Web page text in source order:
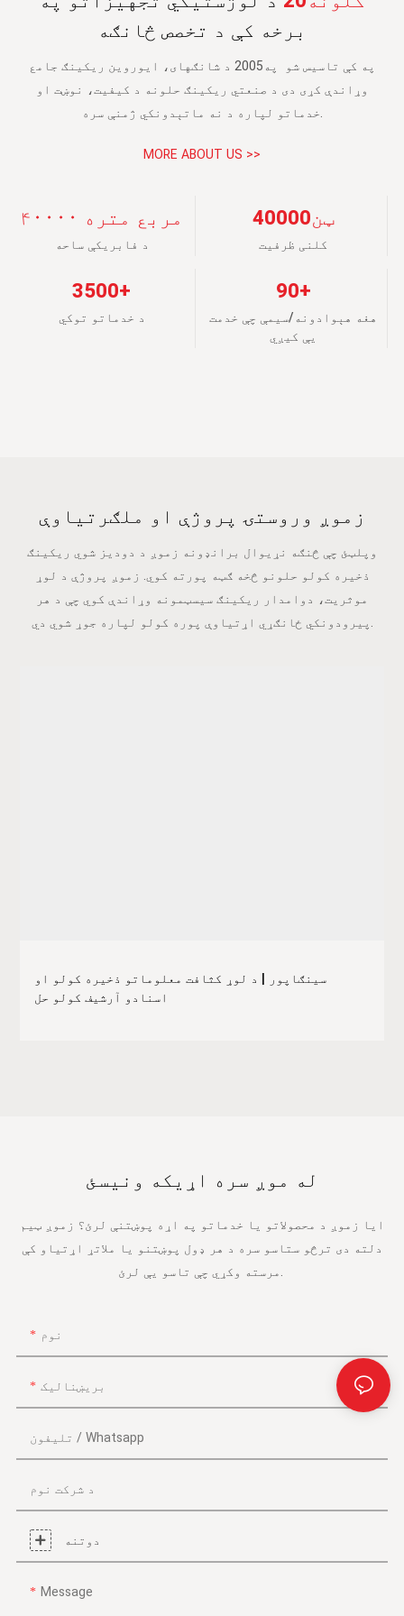
برخه کې د تخصص څانګه
په کې تاسیس شو په2005
د شانګهای، ایوروین ریکینګ جامع
وړاندې کړی دی د صنعتي ریکینګ حلونه د کیفیت، نوښت او
خدماتو لپاره د نه ماتېدونکي ژمنې سره.
MORE ABOUT US >>
۴۰۰۰۰ مربع متره
د فابریکې ساحه
ټن40000
کلنی ظرفیت
3500+
د خدماتو توکي
90+
هغه هېوادونه/سیمې چې خدمت
یې کیږي
زموږ وروستۍ پروژې او ملګرتیاوې
وپلټئ چې څنګه نړیوال برانډونه زموږ د دودیز شوي ریکینګ
ذخیره کولو حلونو څخه ګټه پورته کوي. زموږ پروژې د لوړ
موثریت، دوامدار ریکینګ سیسټمونه وړاندې کوي چې د هر
پیرودونکي ځانګړي اړتیاوې پوره کولو لپاره جوړ شوي دي.
سینګاپور | د لوړ کثافت معلوماتو ذخیره کولو او
اسنادو آرشیف کولو حل
له موږ سره اړیکه ونیسئ
ایا زموږ د محصولاتو یا خدماتو په اړه پوښتنې لرئ؟ زموږ ټیم
دلته دی ترڅو ستاسو سره د هر ډول پوښتنو یا ملاتړ اړتیاو کې
مرسته وکړي چې تاسو یې لرئ.
نوم
بریښنالیک
تلیفون / Whatsapp
د شرکت نوم
دوتنه
Message